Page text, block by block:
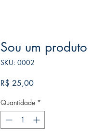
Sou um produto
SKU: 0002
R$ 25,00Preço
Quantidade *